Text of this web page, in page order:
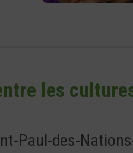
les
Paul-des-